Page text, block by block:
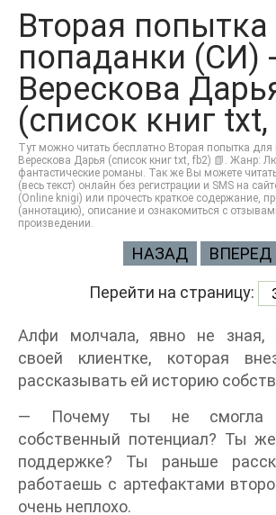
ЗАКЛАДКИ
Вторая попытка
попаданки (СИ) -
Верескова
(список книг txt,
Тут можно читать бесплатно Вторая попытка
Верескова Дарья (список книг txt, fb2) 📗. Жанр:
фантастические романы. Так же Вы можете
(весь текст) онлайн без регистрации и SMS на
(Online knigi) или прочесть краткое содержание,
(аннотацию), описание и ознакомиться с
произведении.
НАЗАД ВПЕРЕД
Перейти на страницу:
Алфи молчала, явно не зная,
своей клиентке, которая
рассказывать ей историю
— Почему ты не смогла
собственный потенциал? Ты
поддержке? Ты раньше
работаешь с артефактами
очень неплохо.